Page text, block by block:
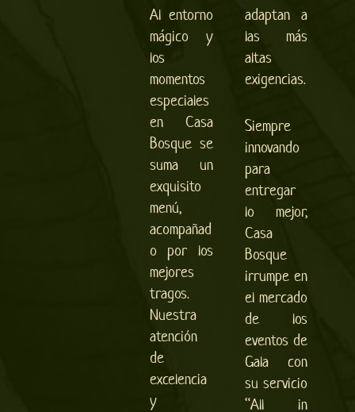
Al entorno
mágico y
los
momentos
especiales
en Casa
Bosque se
suma un
exquisito
menú,
acompañad
o por los
mejores
tragos.
Nuestra
atención
de
excelencia
y
adaptan a
las más
altas
exigencias.
Siempre
innovando
para
entregar
lo mejor,
Casa
Bosque
irrumpe en
el mercado
de los
eventos de
Gala con
su servicio
“All in